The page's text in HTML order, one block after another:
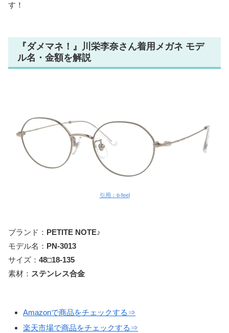
す！
『ダメマネ！』川栄李奈さん着用メガネ モデ
ル名・金額を解説
引用：ti-feel
ブランド： PETITE NOTE♪
モデル名： PN-3013
サイズ： 48□18-135
素材： ステンレス合金
Amazonで商品をチェックする⇒
楽天市場で商品をチェックする⇒